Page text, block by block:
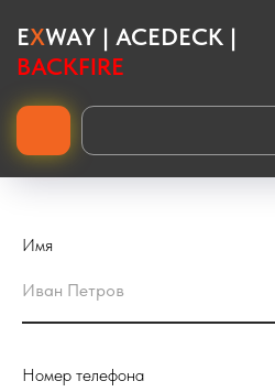
EXWAY | ACEDECK |
BACKFIRE
Купить моторы для
Хотитекупить мотор для
Имя
Номер телефона